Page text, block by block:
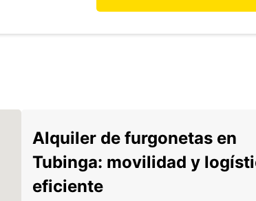
Alquiler de furgonetas en
Tubinga: movilidad y
eficiente